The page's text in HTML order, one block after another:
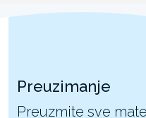
Preuzimanje
Preuzmite sve